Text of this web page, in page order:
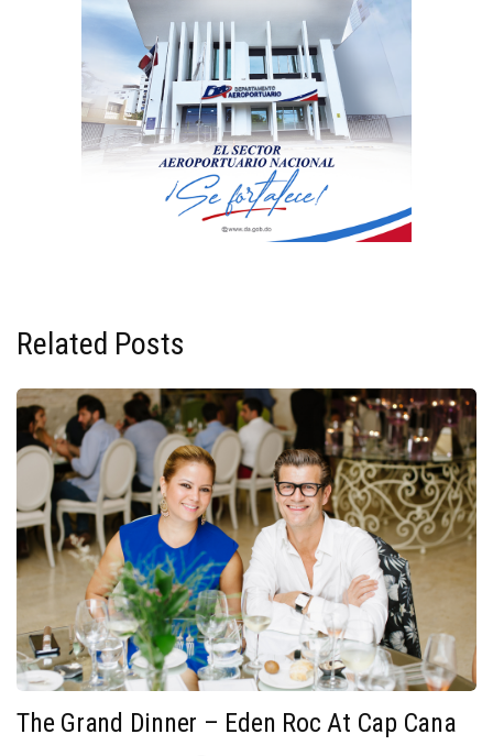
Related Posts
The Grand Dinner – Eden Roc At Cap Cana